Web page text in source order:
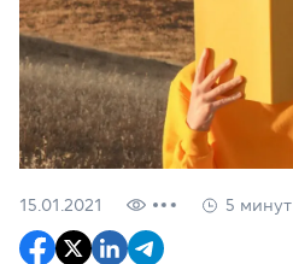
15.01.2021 5 минут